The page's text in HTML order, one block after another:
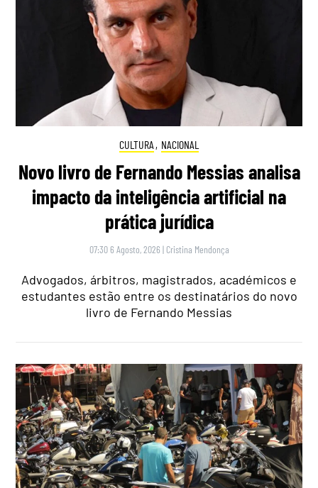
CULTURA , NACIONAL
Novo livro de Fernando Messias analisa
impacto da inteligência artificial na
prática jurídica
07:30 6 Agosto, 2026 | Cristina Mendonça
Advogados, árbitros, magistrados, académicos e
estudantes estão entre os destinatários do novo
livro de Fernando Messias